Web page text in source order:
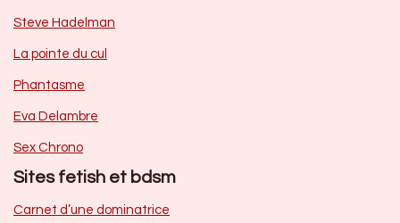
Steve Hadelman
La pointe du cul
Phantasme
Eva Delambre
Sex Chrono
Sites fetish et bdsm
Carnet d’une dominatrice